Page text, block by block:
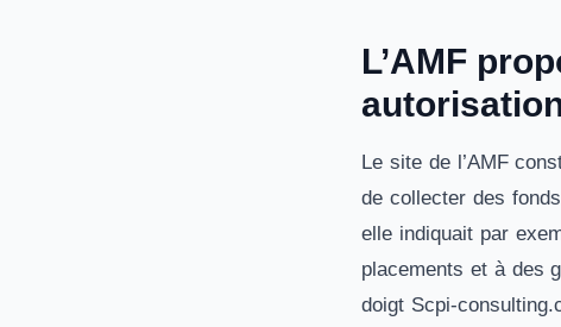
L’AMF
Le site de l’AMF
de collecter des
elle indiquait par
placements et à des
doigt Scpi-